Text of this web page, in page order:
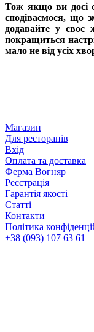
Тож якщо ви досі
сподіваємося, що
додавайте у своє
покращиться
мало не від усіх
Магазин
Для ресторанів
Вхід
Оплата та доставка
Ферма Вогняр
Реєстрація
Гарантія якості
Статті
Контакти
Політика
+38 (093) 107 63 61